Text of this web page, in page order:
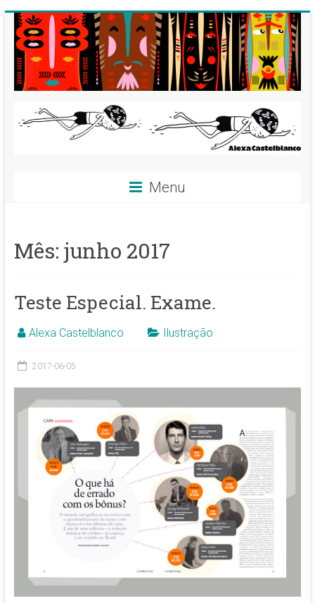
Skip
content
Castelblanco
Ilustradora,
dibujante,
Menu
Mês: junho 2017
Teste Especial. Exame.
Alexa Castelblanco Ilustração
2017-06-05